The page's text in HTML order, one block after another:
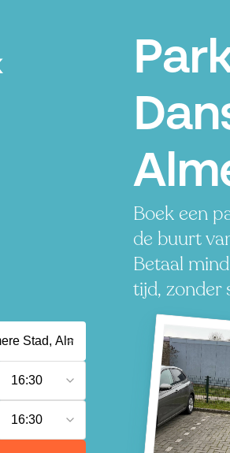
Boek een
de buurt
Betaal
tijd, zonder
16:30
16:30